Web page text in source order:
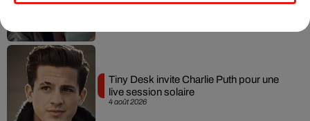
4 août 2026
Tiny Desk invite Charlie Puth pour une
live session solaire